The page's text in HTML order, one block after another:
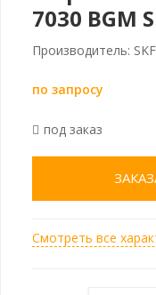
7030 BGM
Производитель: SKF
по запросу
под заказ
Смотреть все